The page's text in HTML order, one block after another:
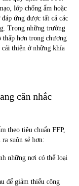
lớp chống ẩm hoặc
ứng được tất cả các
Trong những trường
thấp hơn trong chương
thiện ở những khía
cân nhắc
theo tiêu chuẩn FFP,
suôn sẻ hơn:
những nơi có thể loại
để giảm thiểu công